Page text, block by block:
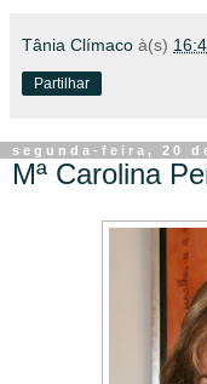
Tânia Clímaco à(s)
Partilhar
segunda-feira, 20
Mª Carolina